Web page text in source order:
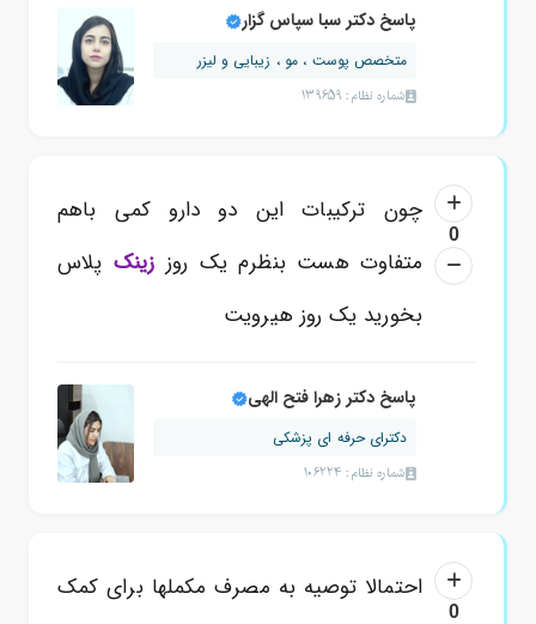
پاسخ دکتر سبا سپاس گزار
متخصص پوست ، مو ، زیبایی و لیزر
شماره نظام: 139659
0
چون ترکیبات این دو دارو کمی باهم
متفاوت هست بنظرم یک روز زینک پلاس
بخورید یک روز هیرویت
پاسخ دکتر زهرا فتح الهی
دکترای حرفه ای پزشکی
شماره نظام: 106224
0
احتمالا توصیه به مصرف مکملها برای کمک